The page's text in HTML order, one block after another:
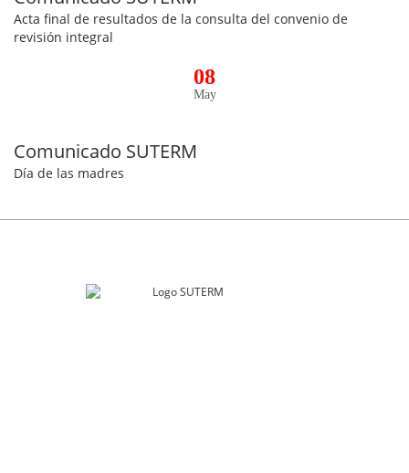
Acta final de resultados de la consulta del convenio de
revisión integral
08
May
Comunicado SUTERM
Día de las madres